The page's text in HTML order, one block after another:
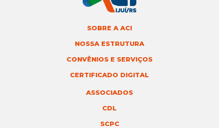
SOBRE A ACI
NOSSA ESTRUTURA
CONVÊNIOS E SERVIÇOS
CERTIFICADO DIGITAL
ASSOCIADOS
CDL
SCPC